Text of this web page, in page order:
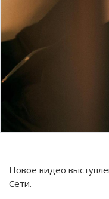
Новое видео
Сети.